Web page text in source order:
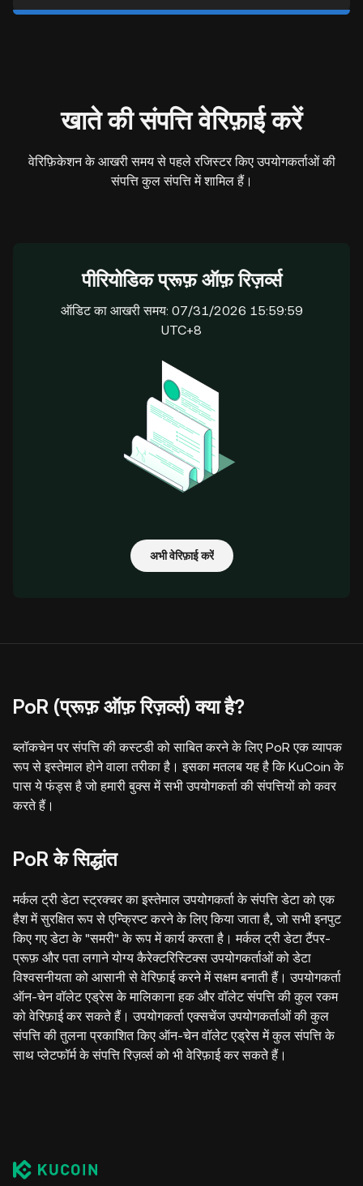
खाते की संपत्ति वेरिफ़ाई करें
वेरिफ़िकेशन के आखरी समय से पहले रजिस्टर किए उपयोगकर्ताओं की
संपत्ति कुल संपत्ति में शामिल हैं।
पीरियोडिक प्रूफ़ ऑफ़ रिज़र्व्स
ऑडिट का आखरी समय: 07/31/2026 15:59:59
UTC+8
अभी वेरिफ़ाई करें
PoR (प्रूफ़ ऑफ़ रिज़र्व्स) क्या है?
ब्लॉकचेन पर संपत्ति की कस्टडी को साबित करने के लिए PoR एक व्यापक
रूप से इस्तेमाल होने वाला तरीका है। इसका मतलब यह है कि KuCoin के
पास ये फंड्स है जो हमारी बुक्स में सभी उपयोगकर्ता की संपत्तियों को कवर
करते हैं।
PoR के सिद्धांत
मर्कल ट्री डेटा स्ट्रक्चर का इस्तेमाल उपयोगकर्ता के संपत्ति डेटा को एक
हैश में सुरक्षित रूप से एन्क्रिप्ट करने के लिए किया जाता है, जो सभी इनपुट
किए गए डेटा के "समरी" के रूप में कार्य करता है। मर्कल ट्री डेटा टैंपर-
प्रूफ़ और पता लगाने योग्य कैरेक्टरिस्टिक्स उपयोगकर्ताओं को डेटा
विश्वसनीयता को आसानी से वेरिफ़ाई करने में सक्षम बनाती हैं। उपयोगकर्ता
ऑन-चेन वॉलेट एड्रेस के मालिकाना हक और वॉलेट संपत्ति की कुल रकम
को वेरिफ़ाई कर सकते हैं। उपयोगकर्ता एक्सचेंज उपयोगकर्ताओं की कुल
संपत्ति की तुलना प्रकाशित किए ऑन-चेन वॉलेट एड्रेस में कुल संपत्ति के
साथ प्लेटफॉर्म के संपत्ति रिज़र्व्स को भी वेरिफ़ाई कर सकते हैं।